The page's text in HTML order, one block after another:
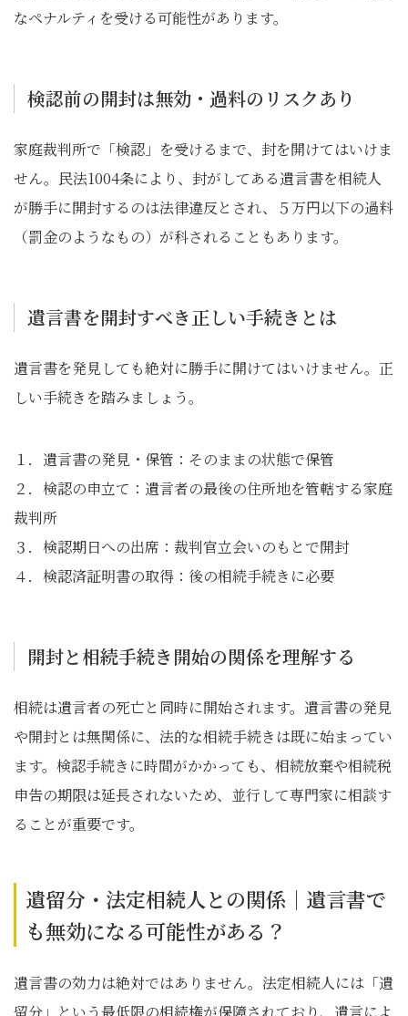
なペナルティを受ける可能性があります。
検認前の開封は無効・過料のリスクあり
家庭裁判所で「検認」を受けるまで、封を開けてはいけま
せん。民法1004条により、封がしてある遺言書を相続人
が勝手に開封するのは法律違反とされ、５万円以下の過料
（罰金のようなもの）が科されることもあります。
遺言書を開封すべき正しい手続きとは
遺言書を発見しても絶対に勝手に開けてはいけません。正
しい手続きを踏みましょう。
１．遺言書の発見・保管：そのままの状態で保管
２．検認の申立て：遺言者の最後の住所地を管轄する家庭
裁判所
３．検認期日への出席：裁判官立会いのもとで開封
４．検認済証明書の取得：後の相続手続きに必要
開封と相続手続き開始の関係を理解する
相続は遺言者の死亡と同時に開始されます。遺言書の発見
や開封とは無関係に、法的な相続手続きは既に始まってい
ます。検認手続きに時間がかかっても、相続放棄や相続税
申告の期限は延長されないため、並行して専門家に相談す
ることが重要です。
遺留分・法定相続人との関係｜遺言書で
も無効になる可能性がある？
遺言書の効力は絶対ではありません。法定相続人には「遺